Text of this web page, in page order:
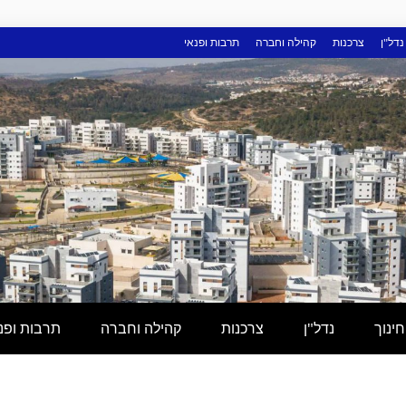
נדל"ן צרכנות קהילה וחברה תרבות ופנאי
חינוך נדל"ן צרכנות קהילה וחברה תרבות